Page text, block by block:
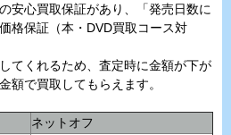
安心買取保証があり、「発売日数に
格保証（本・DVD買取コース対
てくれるため、査定時に金額が下が
額で買取してもらえます。
ネットオフ